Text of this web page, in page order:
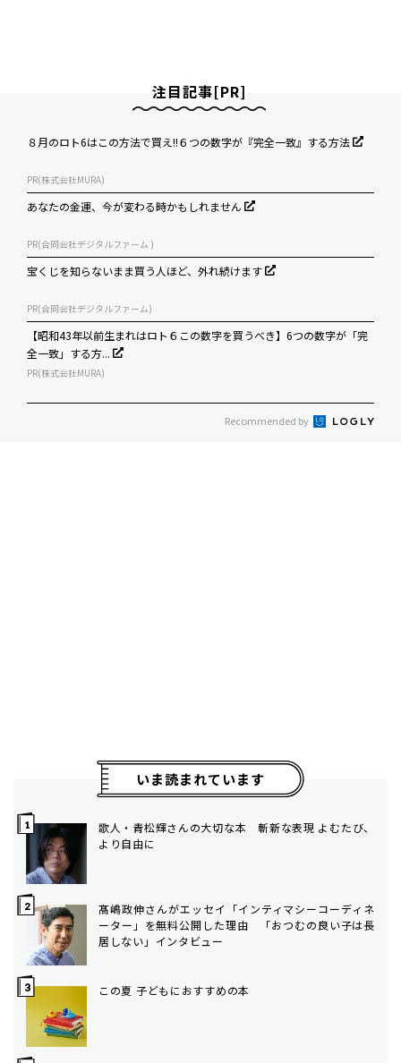
注目記事[PR]
８月のロト6はこの方法で買え!!６つの数字が『完全一致』する方法
PR(株式会社MURA)
あなたの金運、今が変わる時かもしれません
PR(合同会社デジタルファーム )
宝くじを知らないまま買う人ほど、外れ続けます
PR(合同会社デジタルファーム)
【昭和43年以前生まれはロト６この数字を買うべき】6つの数字が「完
全一致」する方...
PR(株式会社MURA)
Recommended by
いま読まれています
歌人・青松輝さんの大切な本 斬新な表現 よむたび、
より自由に
髙嶋政伸さんがエッセイ「インティマシーコーディネ
ーター」を無料公開した理由 「おつむの良い子は長
居しない」インタビュー
この夏 子どもにおすすめの本